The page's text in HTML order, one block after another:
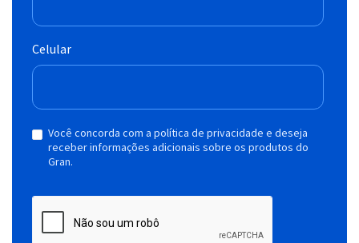
Celular
Você concorda com a política de privacidade e deseja
receber informações adicionais sobre os produtos do
Gran.